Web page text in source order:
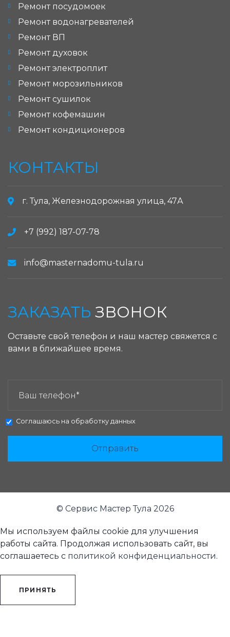
Ремонт посудомоек
Ремонт водонагревателей
Ремонт ВП
Ремонт духовок
Ремонт электроплит
Ремонт морозильников
Ремонт сушилок
Ремонт кофемашин
Ремонт кондиционеров
КОНТАКТЫ
г. Тула, Железнодорожная улица, 47А
+7 (992) 187-07-78
info@masternadomu-tula.ru
ЗАКАЗАТЬ ЗВОНОК
Оставьте свой телефон и наш мастер свяжется с
вами в ближайшее время.
Соглашаюсь на обработку данных
Отправить
© Сервис Мастер Тула 2026
Мы используем файлы cookie для улучшения
работы сайта. Продолжая использовать сайт, вы
соглашаетесь с политикой конфиденциальности.
ПРИНЯТЬ